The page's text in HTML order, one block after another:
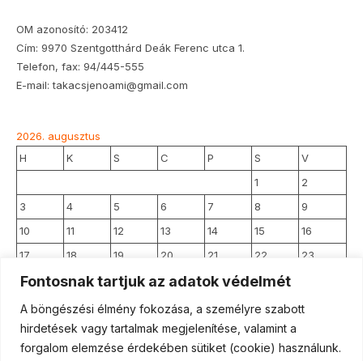
Fontosnak tartjuk az adatok védelmét
A böngészési élmény fokozása, a személyre szabott
hirdetések vagy tartalmak megjelenítése, valamint a
forgalom elemzése érdekében sütiket (cookie) használunk.
OM azonosító: 203412
Cím: 9970 Szentgotthárd Deák Ferenc utca 1.
Telefon, fax: 94/445-555
E-mail: takacsjenoami@gmail.com
2026. augusztus
H
K S C P S
V
1
2
3
4 5 6 7 8
9
10
11 12 13 14 15
16
17
18 19 20 21 22
23
24
25 26 27 28 29
31
« jún